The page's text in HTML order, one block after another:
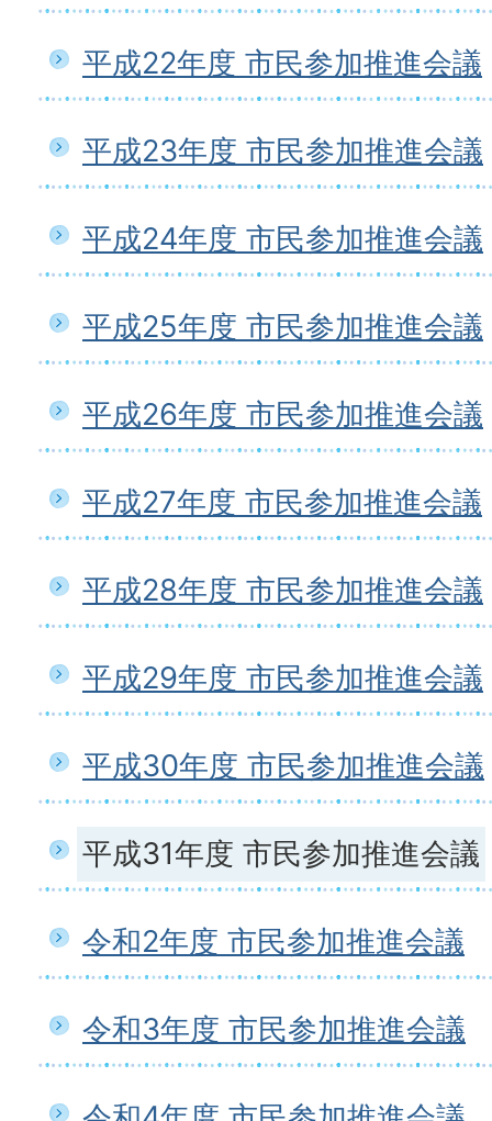
平成22年度 市民参加推進会議
平成23年度 市民参加推進会議
平成24年度 市民参加推進会議
平成25年度 市民参加推進会議
平成26年度 市民参加推進会議
平成27年度 市民参加推進会議
平成28年度 市民参加推進会議
平成29年度 市民参加推進会議
平成30年度 市民参加推進会議
平成31年度 市民参加推進会議
令和2年度 市民参加推進会議
令和3年度 市民参加推進会議